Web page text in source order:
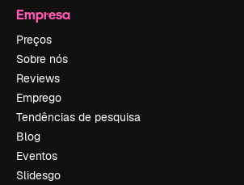
Empresa
Preços
Sobre nós
Reviews
Emprego
Tendências de pesquisa
Blog
Eventos
Slidesgo